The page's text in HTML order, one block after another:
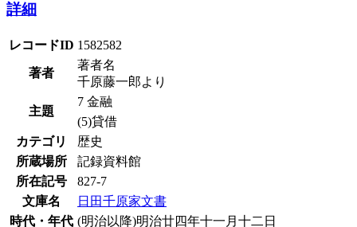
詳細
レコードID 1582582
著者
著者名
千原藤一郎より
主題
7 金融
(5)貸借
カテゴリ
歴史
所蔵場所
記録資料館
所在記号
827-7
文庫名
日田千原家文書
時代・年代 (明治以降)明治廿四年十一月十二日